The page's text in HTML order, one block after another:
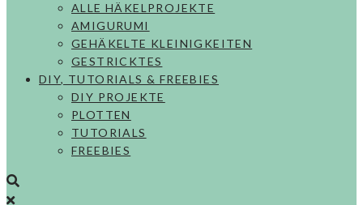
ALLE HÄKELPROJEKTE
AMIGURUMI
GEHÄKELTE KLEINIGKEITEN
GESTRICKTES
DIY, TUTORIALS & FREEBIES
DIY PROJEKTE
PLOTTEN
TUTORIALS
FREEBIES